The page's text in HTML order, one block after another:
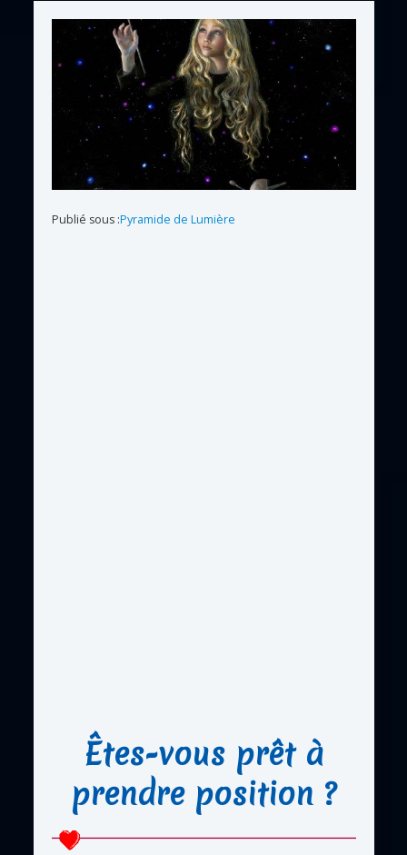
Publié sous :Pyramide de Lumière
Êtes-vous prêt à
prendre position ?